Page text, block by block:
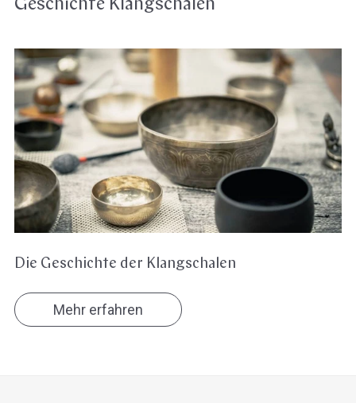
Geschichte Klangschalen
Die
Geschichte
der
Klangschalen
Die Geschichte der Klangschalen
Mehr erfahren